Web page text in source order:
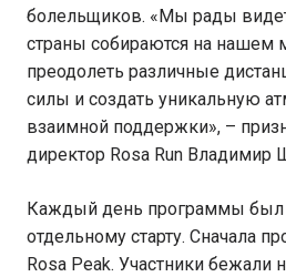
болельщиков. «Мы рады
страны собираются на нашем
преодолеть различные
силы и создать уникальную
взаимной поддержки», –
директор Rosa Run Владимир
Каждый день программы был
отдельному старту. Сначала
Rosa Peak. Участники бежали